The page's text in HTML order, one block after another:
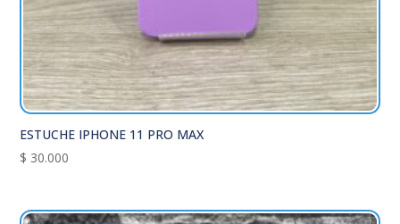
ESTUCHE IPHONE 11 PRO MAX
$ 30.000